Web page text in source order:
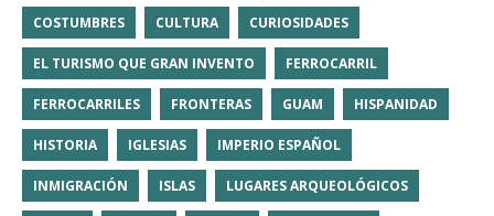
COSTUMBRES CULTURA CURIOSIDADES
EL TURISMO QUE GRAN INVENTO FERROCARRIL
FERROCARRILES FRONTERAS GUAM HISPANIDAD
HISTORIA IGLESIAS IMPERIO ESPAÑOL
INMIGRACIÓN ISLAS LUGARES ARQUEOLÓGICOS